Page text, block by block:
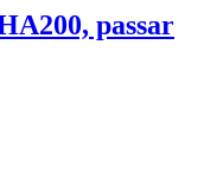
passar